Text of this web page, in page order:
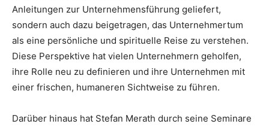
Anleitungen zur Unternehmensführung geliefert,
sondern auch dazu beigetragen, das Unternehmertum
als eine persönliche und spirituelle Reise zu verstehen.
Diese Perspektive hat vielen Unternehmern geholfen,
ihre Rolle neu zu definieren und ihre Unternehmen mit
einer frischen, humaneren Sichtweise zu führen.
Darüber hinaus hat Stefan Merath durch seine Seminare